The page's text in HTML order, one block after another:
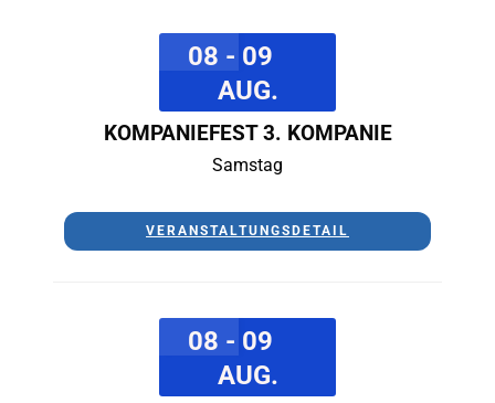
08 - 09
AUG.
KOMPANIEFEST 3. KOMPANIE
Samstag
VERANSTALTUNGSDETAIL
08 - 09
AUG.